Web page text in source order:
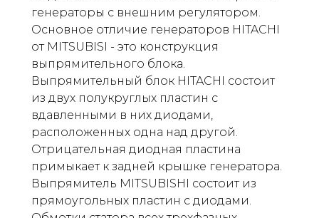
генераторы с внешним регулятором.
Основное отличие генераторов HITACHI
от MITSUBISI - это конструкция
выпрямительного блока.
Выпрямительный блок HITACHI состоит
из двух полукруглых пластин с
вдавленными в них диодами,
расположенных одна над другой.
Отрицательная диодная пластина
примыкает к задней крышке генератора.
Выпрямитель MITSUBISHI состоит из
прямоугольных пластин с диодами.